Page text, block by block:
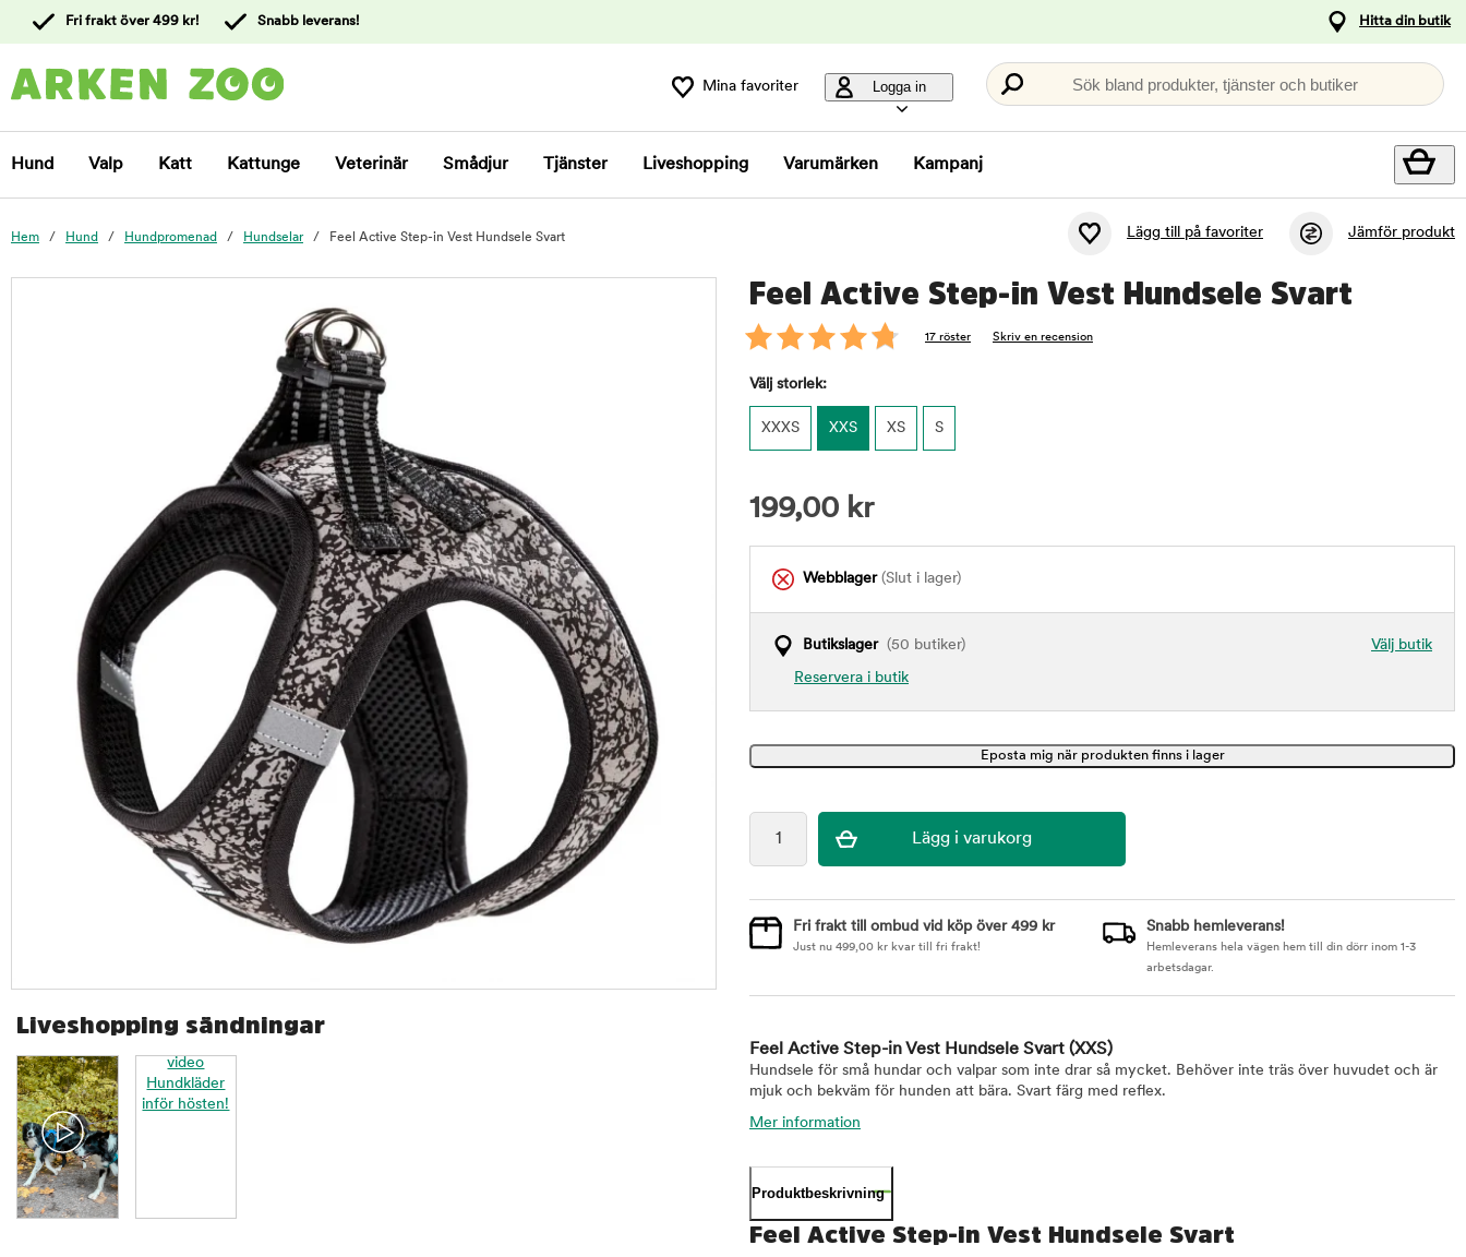
kundtjänst
Fri frakt över 499 kr! Snabb leverans! Hitta din butik
Mina favoriter Logga in Sök bland produkter, tjänster och butiker
Hund Valp Katt Kattunge Veterinär Smådjur Tjänster Liveshopping Varumärken Kampanj
Hem Hund Hundpromenad Hundselar Feel Active Step-in Vest Hundsele Svart Lägg till på favoriter Jämför produkt
Feel Active Step-in Vest Hundsele Svart
17 röster Skriv en recension
Liveshopping sändningar
Välj storlek:
XXXS XXS XS S
199,00 kr
Webblager(Slut i lager)
Välj butik
Butikslager(50 butiker)
Reservera i butik
Fri frakt till ombud vid köp över 499 kr
Just nu 499,00 kr kvar till fri frakt!
Snabb hemleverans!
Hemleverans hela vägen hem till din dörr inom 1-3
arbetsdagar.
Feel Active Step-in Vest Hundsele Svart (XXS)
Hundsele för små hundar och valpar som inte drar så mycket. Behöver inte träs över huvudet och är
mjuk och bekväm för hunden att bära. Svart färg med reflex.
Mer information
Produktbeskrivning
Feel Active Step-in Vest Hundsele Svart